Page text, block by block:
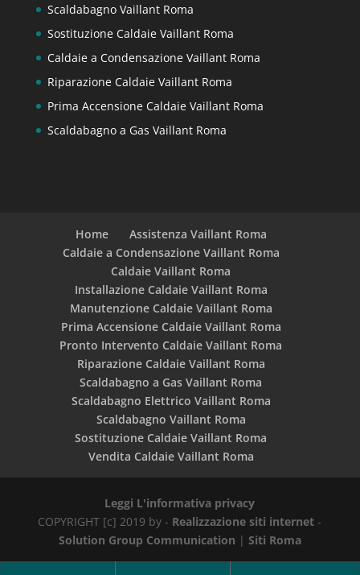
Scaldabagno Vaillant Roma
Sostituzione Caldaie Vaillant Roma
Caldaie a Condensazione Vaillant Roma
Riparazione Caldaie Vaillant Roma
Prima Accensione Caldaie Vaillant Roma
Scaldabagno a Gas Vaillant Roma
Home
Assistenza Vaillant Roma
Caldaie a Condensazione Vaillant Roma
Caldaie Vaillant Roma
Installazione Caldaie Vaillant Roma
Manutenzione Caldaie Vaillant Roma
Prima Accensione Caldaie Vaillant Roma
Pronto Intervento Caldaie Vaillant Roma
Riparazione Caldaie Vaillant Roma
Scaldabagno a Gas Vaillant Roma
Scaldabagno Elettrico Vaillant Roma
Scaldabagno Vaillant Roma
Sostituzione Caldaie Vaillant Roma
Vendita Caldaie Vaillant Roma
Leggi L'informativa privacy
COPYRIGHT [c] 2019 by - Realizzazione siti internet -
Solution Group Communication | Siti Roma